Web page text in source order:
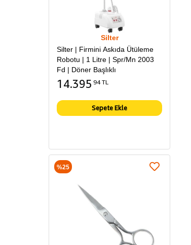
Silter
Silter | Firmini Askıda Ütüleme
Robotu | 1 Litre | Spr/Mn 2003
Fd | Döner Başlıklı
14.395 94 TL
Sepete Ekle
%25